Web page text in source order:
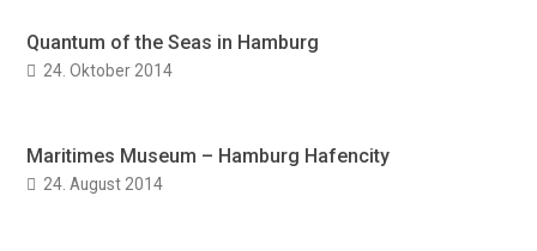
Quantum of the Seas in Hamburg
24. Oktober 2014
Maritimes Museum – Hamburg Hafencity
24. August 2014